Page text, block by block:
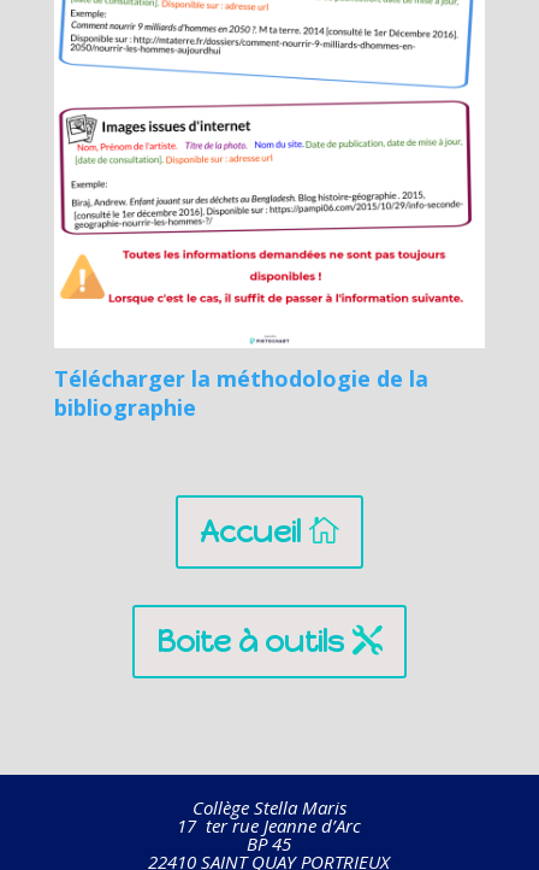
Télécharger la méthodologie de la
bibliographie
Accueil
Boite à outils
Collège Stella Maris
17 ter rue Jeanne d’Arc
BP 45
22410 SAINT QUAY PORTRIEUX